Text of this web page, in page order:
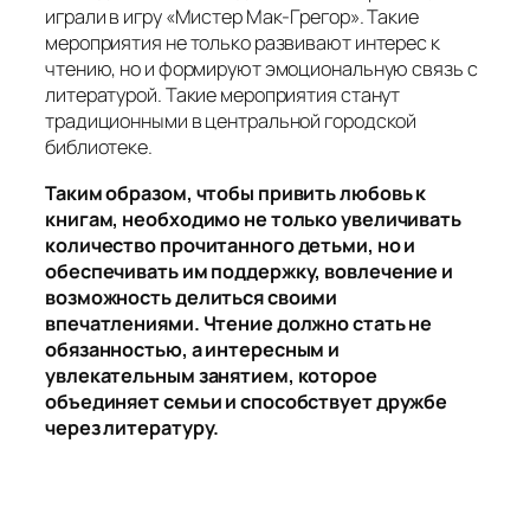
играли в игру «Мистер Мак-Грегор». Такие
мероприятия не только развивают интерес к
чтению, но и формируют эмоциональную связь с
литературой. Такие мероприятия станут
традиционными в центральной городской
библиотеке.
Таким образом, чтобы привить любовь к
книгам, необходимо не только увеличивать
количество прочитанного детьми, но и
обеспечивать им поддержку, вовлечение и
возможность делиться своими
впечатлениями. Чтение должно стать не
обязанностью, а интересным и
увлекательным занятием, которое
объединяет семьи и способствует дружбе
через литературу.